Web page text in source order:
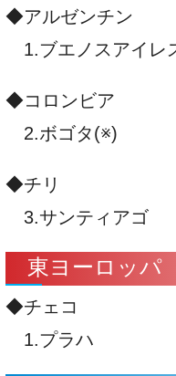
◆アルゼンチン
1.ブエノスアイレ
◆コロンビア
2.ボゴタ(※)
◆チリ
3.サンティアゴ
東ヨーロッパ
◆チェコ
1.プラハ